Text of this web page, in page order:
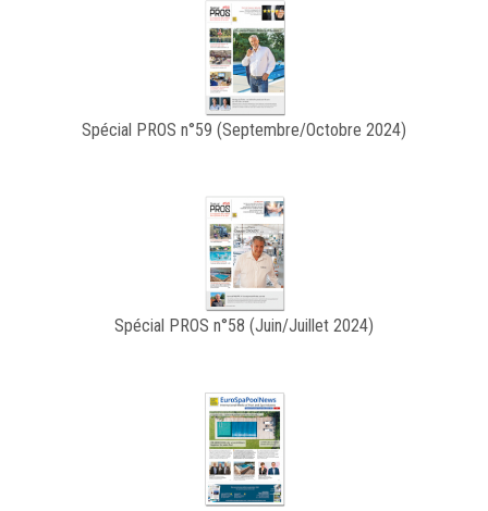
Spécial PROS n°59 (Septembre/Octobre 2024)
Spécial PROS n°58 (Juin/Juillet 2024)